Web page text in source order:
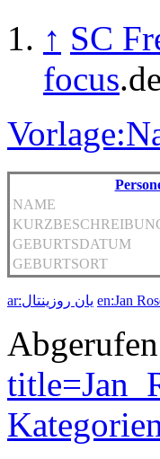
↑ SC
focus.de
NAME
GEBURTSDATUM
GEBURTSORT
ar:يان روزينتال en:Jan
Kategorien